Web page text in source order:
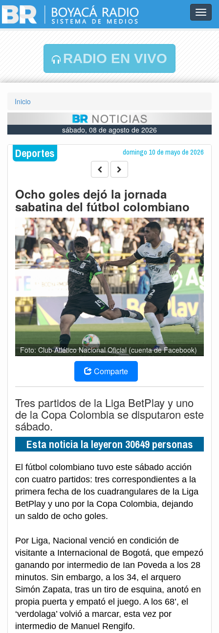
RADIO EN VIVO
Inicio
sábado, 08 de agosto de 2026
Deportes domingo 10 de mayo de 2026
Ocho goles dejó la jornada
sabatina del fútbol colombiano
Foto: Club Atlético Nacional Oficial (cuenta de Facebook)
Comparte
Tres partidos de la Liga BetPlay y uno
de la Copa Colombia se disputaron este
sábado.
Esta noticia la leyeron 30649 personas
El fútbol colombiano tuvo este sábado acción
con cuatro partidos: tres correspondientes a la
primera fecha de los cuadrangulares de la Liga
BetPlay y uno por la Copa Colombia, dejando
un saldo de ocho goles.
Por Liga, Nacional venció en condición de
visitante a Internacional de Bogotá, que empezó
ganando por intermedio de Ian Poveda a los 28
minutos. Sin embargo, a los 34, el arquero
Simón Zapata, tras un tiro de esquina, anotó en
propia puerta y empató el juego. A los 68’, el
‘verdolaga’ volvió a marcar, esta vez por
intermedio de Manuel Rengifo.